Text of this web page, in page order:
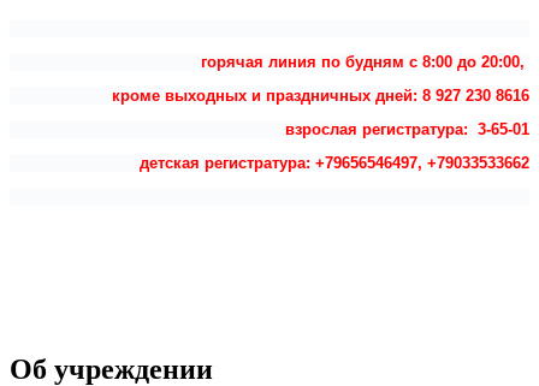
горячая линия по будням с 8:00 до 20:00,
кроме выходных и праздничных дней: 8 927 230 8616
взрослая регистратура: 3-65-01
детская регистратура: +79656546497, +79033533662
Об учреждении